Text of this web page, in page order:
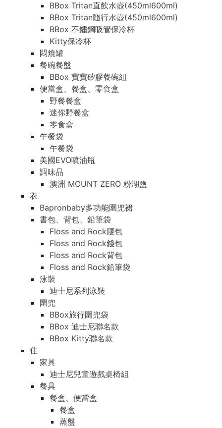
BBox Tritan直飲水壺(450ml600ml)
BBox Tritan隨行水壺(450ml600ml)
BBox 不鏽鋼吸管保冷杯
Kitty保冷杯
悶燒罐
餐碗餐盤
BBox 寶寶矽膠餐碗組
便當盒、餐盒、零食盒
野餐餐盒
迷你野餐盒
零食盒
午餐袋
午餐袋
美國EVO噴油瓶
調味品
澳洲 MOUNT ZERO 粉湖鹽
衣
Bapronbaby多功能圍兜裙
書包、背包、鉛筆袋
Floss and Rock腰包
Floss and Rock錢包
Floss and Rock背包
Floss and Rock鉛筆袋
泳裝
迪士尼系列泳裝
圍兜
BBox旅行圍兜袋
BBox 迪士尼聯名款
BBox Kitty聯名款
住
家具
迪士尼兒童遊戲桌椅組
餐具
餐盒、便當盒
餐盒
蒸盤